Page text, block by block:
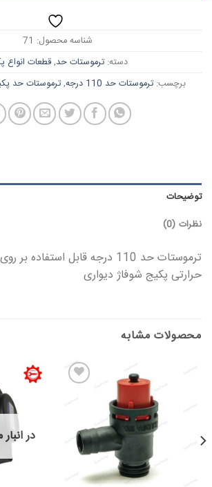
شناسه محصول: 71
دسته: ترموستات حد,قطعات انواع
برچسب:ترموستات حد 110 درجه ,ترموستات حد
توضیحات
نظرات (0)
ترموستات حد 110 درجه قابل
حرارتی پکیج شوفاژ دیواری
محصولات مشابه
در